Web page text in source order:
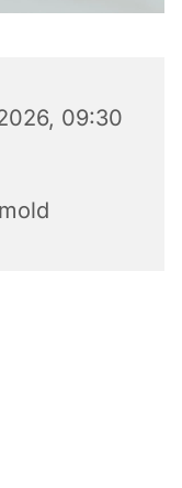
09:30